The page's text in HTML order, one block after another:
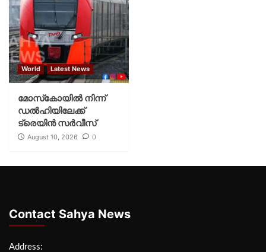
World Latest News
മോസ്‌കോയില്‍ നിന്ന്
ഡല്‍ഹിയിലേക്ക്
ട്രെയിന്‍ സര്‍വീസ്
August 10, 2026 0
Contact Sahya News
Address: